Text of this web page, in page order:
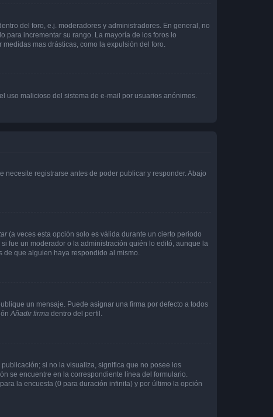
del foro, e.j. moderadores y administradores. En general, no
para incrementar su rango. La mayoría de los foros lo
mas drásticas, como la expulsión del foro.
uso malicioso del sistema de e-mail por usuarios anónimos.
registrarse antes de poder publicar y responder. Abajo
(a veces esta opción solo es válida durante un cierto periodo
fue un moderador o la administración quién lo editó, aunque la
de que alguien haya respondido al mismo.
un mensaje. Puede asignar una firma por defecto a todos
Añadir firma dentro del perfil.
si no la visualiza, significa que no posee los
se encuentre en la correspondiente línea del formulario.
la encuesta (0 para duración infinita) y por último la opción